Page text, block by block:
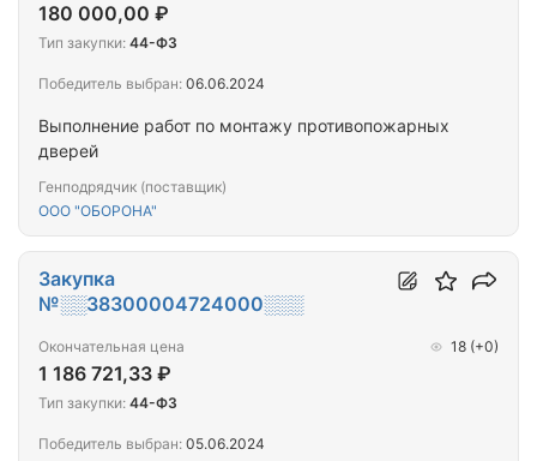
Выполнение работ по монтажу противопожарных
дверей
Генподрядчик (поставщик)
ООО "ОБОРОНА"
180 000,00 ₽
Тип закупки: 44-ФЗ
Победитель выбран: 06.06.2024
Закупка
№░░38300004724000░░░
Окончательная цена
1 186 721,33 ₽
18 (+0)
Тип закупки: 44-ФЗ
Победитель выбран: 05.06.2024